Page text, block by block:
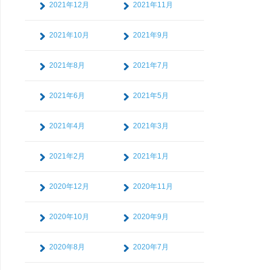
2021年12月 2021年11月
2021年10月 2021年9月
2021年8月 2021年7月
2021年6月 2021年5月
2021年4月 2021年3月
2021年2月 2021年1月
2020年12月 2020年11月
2020年10月 2020年9月
2020年8月 2020年7月